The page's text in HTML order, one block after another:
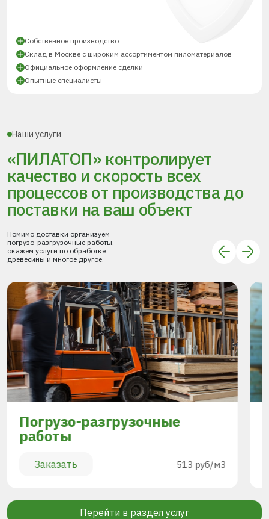
Собственное производство
Склад в Москве с широким ассортиментом пиломатериалов
Официальное оформление сделки
Опытные специалисты
Наши услуги
«ПИЛАТОП» контролирует
качество и скорость всех
процессовот производства до
поставки на ваш объект
Помимо доставки организуем
погрузо-разгрузочные работы,
окажем услуги по обработке
древесины и многое другое.
Погрузо-разгрузочные
работы
Заказать 513 руб/м3
Перейти в раздел услуг